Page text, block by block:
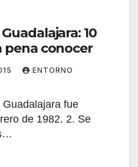
10
pena conocer
ENTORNO
fue
de 1982. 2. Se